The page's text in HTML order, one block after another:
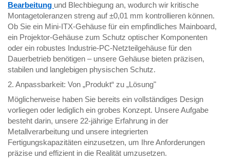
Bearbeitung und Blechbiegung an, wodurch wir kritische
Montagetoleranzen streng auf ±0,01 mm kontrollieren können.
Ob Sie ein Mini-ITX-Gehäuse für ein empfindliches Mainboard,
ein Projektor-Gehäuse zum Schutz optischer Komponenten
oder ein robustes Industrie-PC-Netzteilgehäuse für den
Dauerbetrieb benötigen – unsere Gehäuse bieten präzisen,
stabilen und langlebigen physischen Schutz.
2. Anpassbarkeit: Von „Produkt“ zu „Lösung"
Möglicherweise haben Sie bereits ein vollständiges Design
vorliegen oder lediglich ein grobes Konzept. Unsere Aufgabe
besteht darin, unsere 22-jährige Erfahrung in der
Metallverarbeitung und unsere integrierten
Fertigungskapazitäten einzusetzen, um Ihre Anforderungen
präzise und effizient in die Realität umzusetzen.